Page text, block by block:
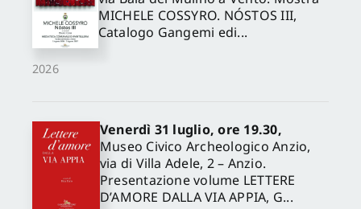
2026
MICHELE COSSYRO. NÓSTOS III,
Catalogo Gangemi edi...
Venerdì 31 luglio, ore 19.30,
Museo Civico Archeologico Anzio,
via di Villa Adele, 2 – Anzio.
Presentazione volume LETTERE
D’AMORE DALLA VIA APPIA, G...